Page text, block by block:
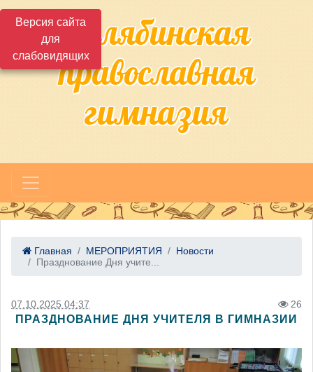
Версия сайта
для
слабовидящихЧелябинская
православная
гимназия
Главная МЕРОПРИЯТИЯ
Новости
Празднование Дня учите...
07.10.2025 04:37 26
ПРАЗДНОВАНИЕ ДНЯ УЧИТЕЛЯ В ГИМНАЗИИ